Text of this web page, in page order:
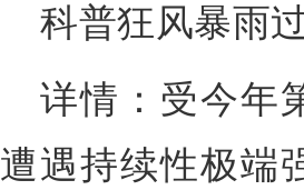
科普狂风暴雨
详情：受今年
遭遇持续性极端